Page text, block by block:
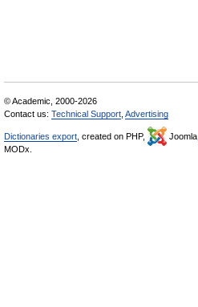
© Academic, 2000-2026
Contact us: Technical Support Advertising
Dictionaries export , created on PHP, Joomla,
MODx.